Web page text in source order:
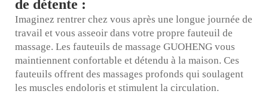
de détente :
Imaginez rentrer chez vous après une longue journée de
travail et vous asseoir dans votre propre fauteuil de
massage. Les fauteuils de massage GUOHENG vous
maintiennent confortable et détendu à la maison. Ces
fauteuils offrent des massages profonds qui soulagent
les muscles endoloris et stimulent la circulation.